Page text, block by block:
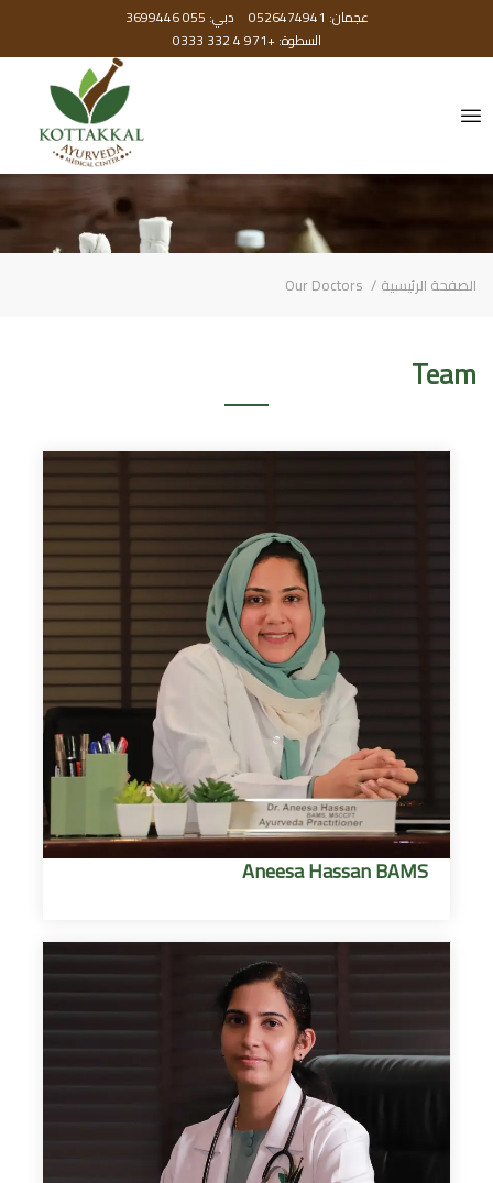
عجمان: 0526474941
دبي: 055 3699446
السطوة: +971 4 332 0333
الصفحة الرئيسية Our Doctors
Team
Aneesa Hassan BAMS